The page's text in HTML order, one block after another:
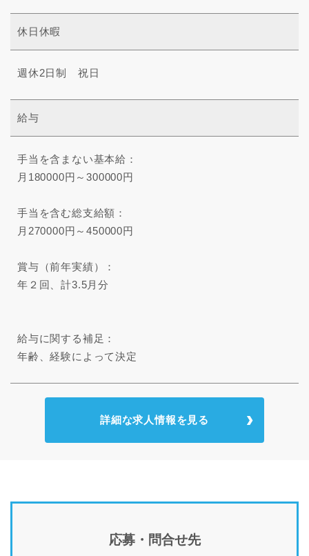
休日休暇
週休2日制 祝日
給与
手当を含まない基本給：
月180000円～300000円
手当を含む総支給額：
月270000円～450000円
賞与（前年実績）：
年２回、計3.5月分
給与に関する補足：
年齢、経験によって決定
詳細な求人情報を見る
応募・問合せ先